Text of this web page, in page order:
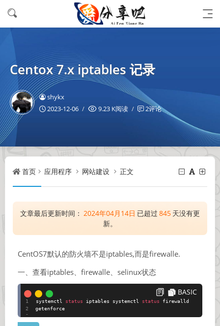
Centox 7.x iptables 记录
shykx
2023-12-06
9.23 K阅读 2评论
首页 应用程序 网站建设 正文
文章最后更新时间： 2024年04月14日 已超过 845 天没有更
新。
CentOS7默认的防火墙不是iptables,而是firewalle.
一、查看iptables、firewalle、selinux状态
BASIC
systemctl status iptables systemctl status firewalld
getenforce